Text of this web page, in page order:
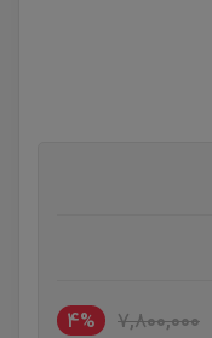
7,800,000
4%